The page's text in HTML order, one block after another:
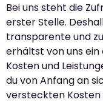
Bei uns steht die
erster Stelle.
transparente und
erhältst von uns
Kosten und
du von Anfang an
versteckten Kosten